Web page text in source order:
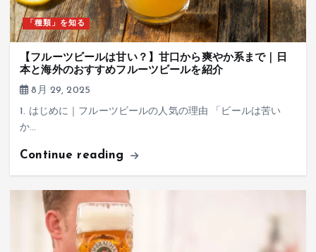
「種類」を知る
【フルーツビールは甘い？】甘口から爽やか系まで｜日
本と海外のおすすめフルーツビールを紹介
8月 29, 2025
1. はじめに｜フルーツビールの人気の理由 「ビールは苦い
か…
Continue reading